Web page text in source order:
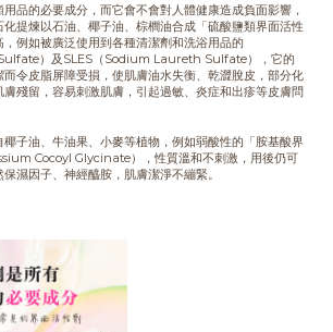
品的必要成分，而它會不會對人體健康造成負面影響，
提煉以石油、椰子油、棕櫚油合成「硫酸鹽類界面活性
例如被廣泛使用到各種清潔劑和洗浴用品的
）及SLES（Sodium Laureth Sulfate），它的
令皮脂屏障受損，使肌膚油水失衡、乾澀脫皮，部分化
殘留，容易刺激肌膚，引起過敏、炎症和出疹等皮膚問
子油、牛油果、小麥等植物，例如弱酸性的「胺基酸界
Cocoyl Glycinate），性質溫和不刺激，用後仍可
濕因子、神經醯胺，肌膚潔淨不繃緊。